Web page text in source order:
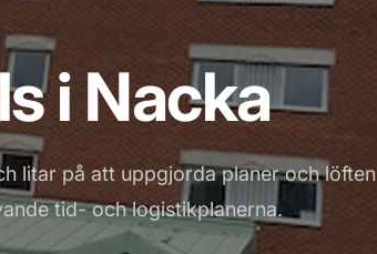
i Nacka
litar på att uppgjorda planer och löften
tid- och logistikplanerna.